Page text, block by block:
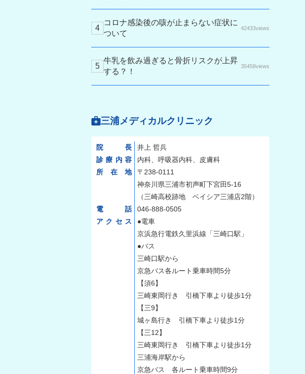
コロナ感染後の咳が止まらない症状に
ついて
42433views
牛乳を飲み過ぎると骨折リスクが上昇
する？！
35458views
三浦メディカルクリニック
院長
井上 哲兵
診療内容
内科、呼吸器内科、皮膚科
所在地
〒238-0111
神奈川県三浦市初声町下宮田5-16
（三崎高校跡地 ベイシア三浦店2階）
電話
046-888-0505
アクセス
●電車
京浜急行電鉄久里浜線「三崎口駅」
●バス
三崎口駅から
京急バス各ルート乗車時間5分
【須6】
三崎東岡行き 引橋下車より徒歩1分
【三9】
城ヶ島行き 引橋下車より徒歩1分
【三12】
三崎東岡行き 引橋下車より徒歩1分
三浦海岸駅から
京急バス 各ルート乗車時間9分